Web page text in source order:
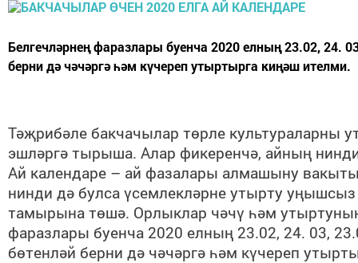
Белгечләрнең фаразлары буенча 2020 елның 23.02, 24.
берни дә чәчәргә һәм күчереп утыртырга киңәш ителми.
Тәҗрибәле бакчачылар төрле культураларны
эшләргә тырыша. Алар фикеренчә, айның
Ай календаре – ай фазалары алмашыну
нинди дә булса үсемлекләрне утырту
тамырына төшә. Орлыклар чәчү һәм
фаразлары буенча 2020 елның 23.02, 24. 03,
бөтенләй берни дә чәчәргә һәм күчереп